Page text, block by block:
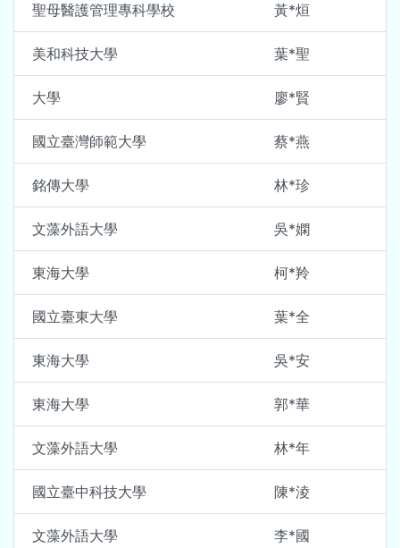
聖母醫護管理專科學校 黃*烜
美和科技大學 葉*聖
大學 廖*賢
國立臺灣師範大學 蔡*燕
銘傳大學 林*珍
文藻外語大學 吳*嫻
東海大學 柯*羚
國立臺東大學 葉*全
東海大學 吳*安
東海大學 郭*華
文藻外語大學 林*年
國立臺中科技大學 陳*淩
文藻外語大學 李*國